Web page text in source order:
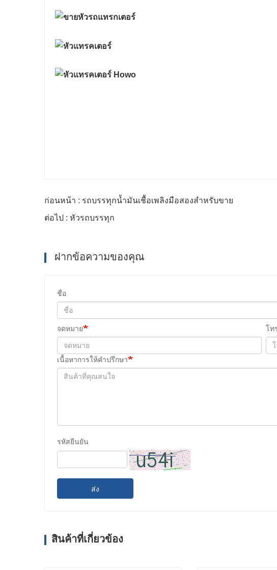
ก่อนหน้า : รถบรรทุกน้ำมันเชื้อเพลิงมือสองสำหรับขาย
ต่อไป : หัวรถบรรทุก
ฝากข้อความของคุณ
ชื่อ
จดหมาย โท
เนื้อหาการให้คำปรึกษา
รหัสยืนยัน
ส่ง
สินค้าที่เกี่ยวข้อง